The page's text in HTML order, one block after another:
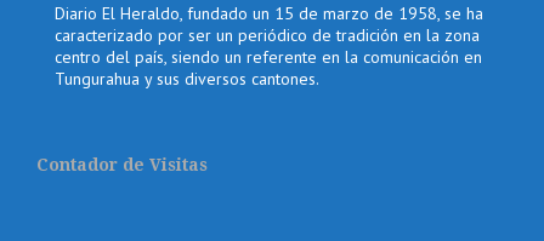
Diario El Heraldo, fundado un 15 de marzo de 1958, se ha
caracterizado por ser un periódico de tradición en la zona
centro del país, siendo un referente en la comunicación en
Tungurahua y sus diversos cantones.
Contador de Visitas